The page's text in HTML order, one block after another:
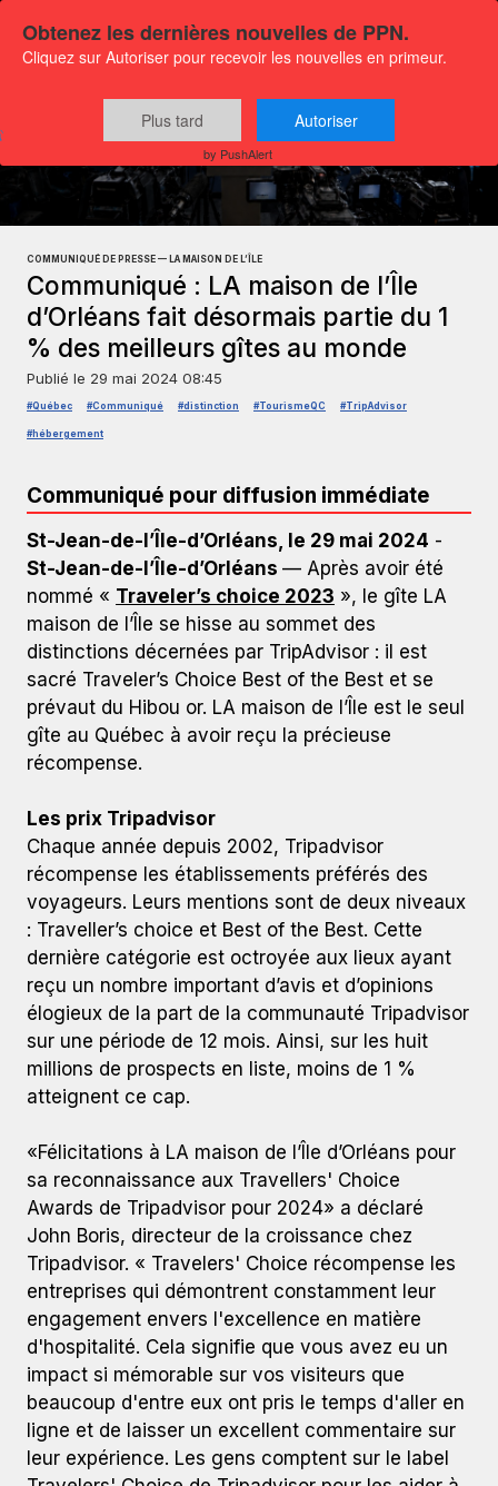
Communiqués
Actualités Affaires
COMMUNIQUÉ DE PRESSE — LA MAISON DE L’ÎLE
Communiqué : LA maison de l’Île
d’Orléans fait désormais partie du 1
% des meilleurs gîtes au monde
Publié le 29 mai 2024 08:45
#Québec #Communiqué #distinction #TourismeQC #TripAdvisor
#hébergement
Crédit photo : La maison de l'île d'Orléans
Communiqué pour diffusion immédiate
St-Jean-de-l’Île-d’Orléans, le 29 mai 2024 -
St-Jean-de-l’Île-d’Orléans — Après avoir été
nommé « Traveler’s choice 2023 », le gîte LA
maison de l’Île se hisse au sommet des
distinctions décernées par TripAdvisor : il est
sacré Traveler’s Choice Best of the Best et se
prévaut du Hibou or. LA maison de l’Île est le seul
gîte au Québec à avoir reçu la précieuse
récompense.
Les prix Tripadvisor
Chaque année depuis 2002, Tripadvisor
récompense les établissements préférés des
voyageurs. Leurs mentions sont de deux niveaux
: Traveller’s choice et Best of the Best. Cette
dernière catégorie est octroyée aux lieux ayant
reçu un nombre important d’avis et d’opinions
élogieux de la part de la communauté Tripadvisor
sur une période de 12 mois. Ainsi, sur les huit
millions de prospects en liste, moins de 1 %
atteignent ce cap.
«Félicitations à LA maison de l’Île d’Orléans pour
sa reconnaissance aux Travellers' Choice
Awards de Tripadvisor pour 2024» a déclaré
John Boris, directeur de la croissance chez
Tripadvisor. « Travelers' Choice récompense les
entreprises qui démontrent constamment leur
engagement envers l'excellence en matière
d'hospitalité. Cela signifie que vous avez eu un
impact si mémorable sur vos visiteurs que
beaucoup d'entre eux ont pris le temps d'aller en
ligne et de laisser un excellent commentaire sur
leur expérience. Les gens comptent sur le label
Obtenez les dernières nouvelles de PPN.
Cliquez sur Autoriser pour recevoir les nouvelles en primeur.
Plus tard Autoriser
by PushAlert